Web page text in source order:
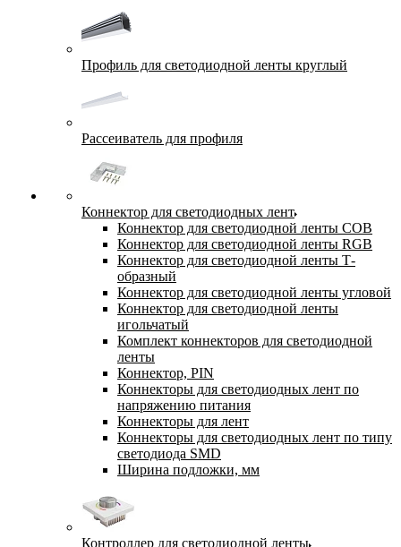
Профиль для светодиодной ленты круглый
Рассеиватель для профиля
Коннектор для светодиодных лент
Коннектор для светодиодной ленты COB
Коннектор для светодиодной ленты RGB
Коннектор для светодиодной ленты Т-
образный
Коннектор для светодиодной ленты угловой
Коннектор для светодиодной ленты
игольчатый
Комплект коннекторов для светодиодной
ленты
Коннектор, PIN
Коннекторы для светодиодных лент по
напряжению питания
Коннекторы для лент
Коннекторы для светодиодных лент по типу
светодиода SMD
Ширина подложки, мм
Контроллер для светодиодной ленты